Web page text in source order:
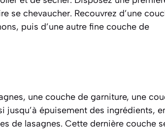
se chevaucher. Recouvrez d’une
puis d’une autre fine couche de
une couche de garniture, une
jusqu’à épuisement des ingrédients,
de lasagnes. Cette dernière couche